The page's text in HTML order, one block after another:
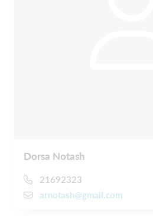
Dorsa Notash
21692323
arnotash@gmail.com